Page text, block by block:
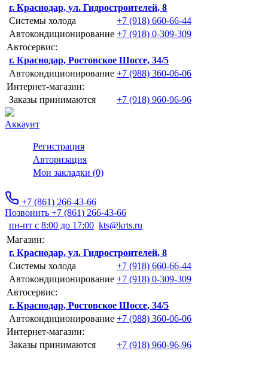
г. Краснодар, ул. Гидростроителей, 8
Системы холода
+7 (918) 660-66-44
Автокондиционирование +7 (918) 0-309-309
Автосервис:
г. Краснодар, Ростовское Шоссе, 34/5
Автокондиционирование +7 (988) 360-06-06
Интернет-магазин:
Заказы принимаются
+7 (918) 960-96-96
Аккаунт
Регистрация
Авторизация
Мои закладки (0)
+7 (861) 266-43-66
Позвонить +7 (861) 266-43-66
пн-пт с 8:00 до 17:00 kts@krts.ru
Магазин:
г. Краснодар, ул. Гидростроителей, 8
Системы холода
+7 (918) 660-66-44
Автокондиционирование +7 (918) 0-309-309
Автосервис:
г. Краснодар, Ростовское Шоссе, 34/5
Автокондиционирование +7 (988) 360-06-06
Интернет-магазин:
Заказы принимаются
+7 (918) 960-96-96